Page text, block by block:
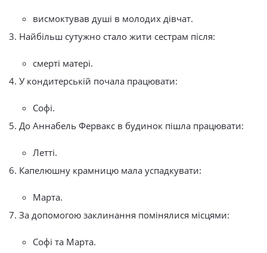
висмоктував душі в молодих дівчат.
3. Найбільш сутужно стало жити сестрам після:
смерті матері.
4. У кондитерській почала працювати:
Софі.
5. До Аннабель Фервакс в будинок пішла працювати:
Летті.
6. Капелюшну крамницю мала успадкувати:
Марта.
7. За допомогою заклинання помінялися місцями:
Софі та Марта.